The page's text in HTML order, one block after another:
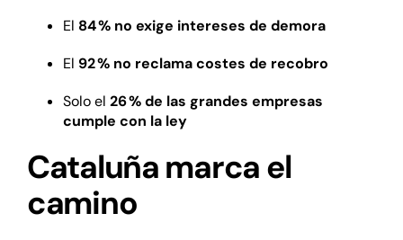
El 84 % no exige intereses de demora
El 92 % no reclama costes de recobro
Solo el 26 % de las grandes empresas
cumple con la ley
Cataluña marca el
camino